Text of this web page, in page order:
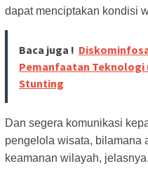
dapat menciptakan kondisi
Baca juga !
Pemanfaatan Teknologi
Stunting
Dan segera komunikasi
pengelola wisata, bilamana
keamanan wilayah, jelasnya.